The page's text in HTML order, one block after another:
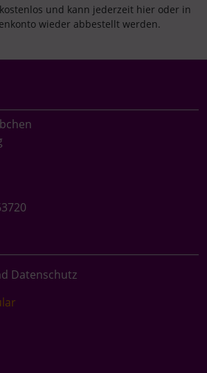
und kann jederzeit hier oder in
wieder abbestellt werden.
Datenschutz